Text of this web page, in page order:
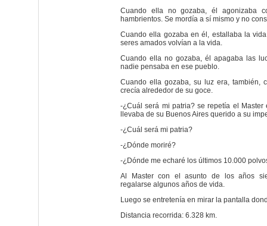
Cuando ella no gozaba, él agonizaba
hambrientos. Se mordía a sí mismo y no
Cuando ella gozaba en él, estallaba la
seres amados volvían a la vida.
Cuando ella no gozaba, él apagaba las
nadie pensaba en ese pueblo.
Cuando ella gozaba, su luz era, también,
crecía alrededor de su goce.
-¿Cuál será mi patria? se repetía el
llevaba de su Buenos Aires querido a su
-¿Cuál será mi patria?
-¿Dónde moriré?
-¿Dónde me echaré los últimos 10.000
Al Master con el asunto de los años
regalarse algunos años de vida.
Luego se entretenía en mirar la pantalla
Distancia recorrida: 6.328 km.